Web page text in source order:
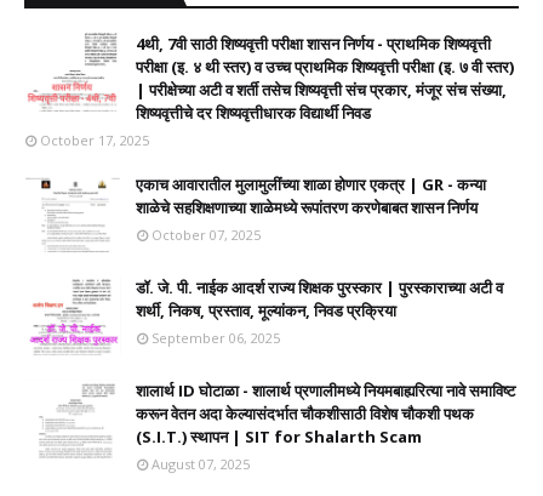
4थी, 7वी साठी शिष्यवृत्ती परीक्षा शासन निर्णय - प्राथमिक शिष्यवृत्ती
परीक्षा (इ. ४ थी स्तर) व उच्च प्राथमिक शिष्यवृत्ती परीक्षा (इ. ७ वी स्तर)
| परीक्षेच्या अटी व शर्ती तसेच शिष्यवृत्ती संच प्रकार, मंजूर संच संख्या,
शिष्यवृत्तीचे दर शिष्यवृत्तीधारक विद्यार्थी निवड
October 17, 2025
एकाच आवारातील मुलामुलींच्या शाळा होणार एकत्र | GR - कन्या
शाळेचे सहशिक्षणाच्या शाळेमध्ये रूपांतरण करणेबाबत शासन निर्णय
October 07, 2025
डॉ. जे. पी. नाईक आदर्श राज्य शिक्षक पुरस्कार | पुरस्काराच्या अटी व
शर्थी, निकष, प्रस्ताव, मूल्यांकन, निवड प्रक्रिया
September 06, 2025
शालार्थ ID घोटाळा - शालार्थ प्रणालीमध्ये नियमबाह्यरित्या नावे समाविष्ट
करून वेतन अदा केल्यासंदर्भात चौकशीसाठी विशेष चौकशी पथक
(S.I.T.) स्थापन | SIT for Shalarth Scam
August 07, 2025